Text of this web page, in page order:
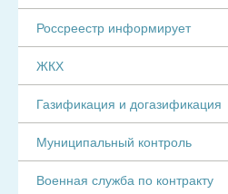
Россреестр информирует
ЖКХ
Газификация и догазификация
Муниципальный контроль
Военная служба по контракту